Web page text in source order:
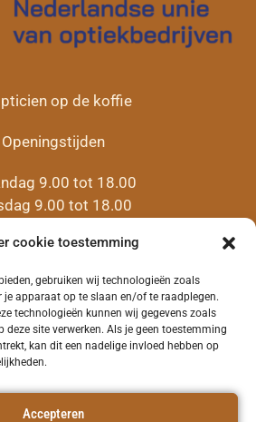
cookie toestemming
gebruiken wij technologieën zoals
apparaat op te slaan en/of te raadplegen.
technologieën kunnen wij gegevens zoals
deze site verwerken. Als je geen toestemming
kan dit een nadelige invloed hebben op
Accepteren
op de koffie
Openingstijden
9.00 tot 18.00
9.00 tot 18.00
9.00 tot 18.00
Pop-up servicepunt
9.00 tot 18.00
10.30 tot 12.00
up servicepunt)
voorwaarden